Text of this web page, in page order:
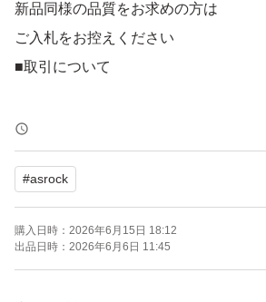
新品同様の品質をお求めの方は
ご入札をお控えください
■取引について
価格交渉は基本的にお受けしておりま
クーポン等をご利用ください。
受け取り評価は到着後できるだけ速
24時間を過ぎる場合
評価を忘れる方がほとんどです
#asrock
購入日時： 2026年6月15日 18:12
出品日時： 2026年6月6日 11:45